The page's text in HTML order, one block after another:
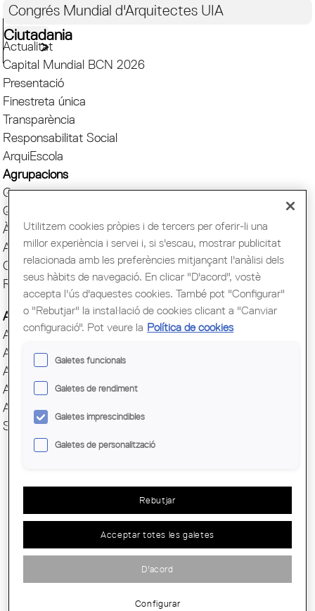
Congrés Mundial d'Arquitectes UIA
Ciutadania
Actualitat
Capital Mundial BCN 2026
Presentació
Finestreta única
Transparència
Responsabilitat Social
ArquiEscola
Agrupacions
Grups
Quotes i serveis
Àgora
Avantatges COAC
Comunicació
Reserva espai Sala
AADIPA
AAEPFMC
AASAP
AAUC
AJAC
AUS
SÈNIOR/A
CANCEL·LADA - EMPREMTES: PATRIMONI
REVELAT. VISITA AL MUSEU DEL...
Utilitzem cookies pròpies i de tercers per oferir-li una
millor experiència i servei i, si s'escau, mostrar publicitat
relacionada amb les preferències mitjançant l'anàlisi dels
seus hàbits de navegació. En clicar "D'acord", vostè
accepta l'ús d'aquestes cookies. També pot "Configurar"
o "Rebutjar" la instal·lació de cookies clicant a "Canviar
configuració". Pot veure la Política de cookies
Galetes funcionals
Galetes de rendiment
Galetes imprescindibles
Galetes de personalització
Rebutjar
Acceptar totes les galetes
D'acord
Configurar